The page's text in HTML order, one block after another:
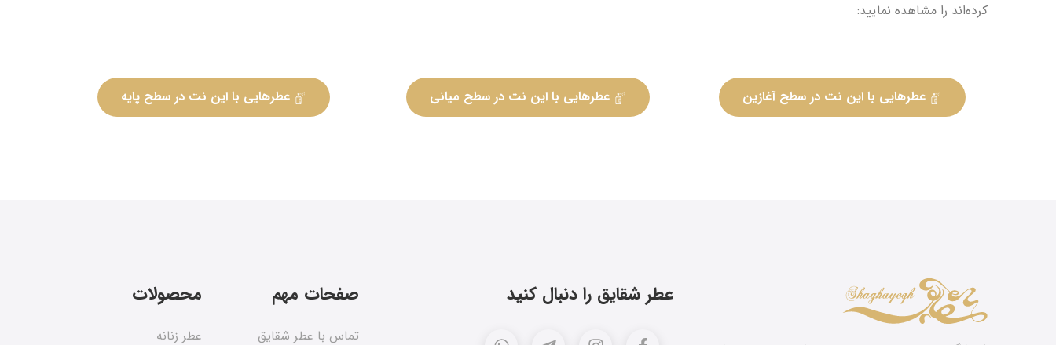
کرده‌اند را مشاهده نمایید:
عطرهایی با این نت در سطح آغازین عطرهایی با این نت در سطح میانی عطرهایی با این نت در سطح پایه
عطر شقایق را دنبال کنید صفحات مهم
تماس با عطر شقایق
محصولات
عطر زنانه